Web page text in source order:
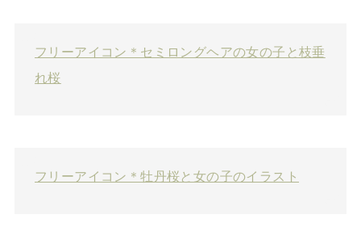
フリーアイコン＊セミロングヘアの女の子と枝垂
れ桜
フリーアイコン＊牡丹桜と女の子のイラスト